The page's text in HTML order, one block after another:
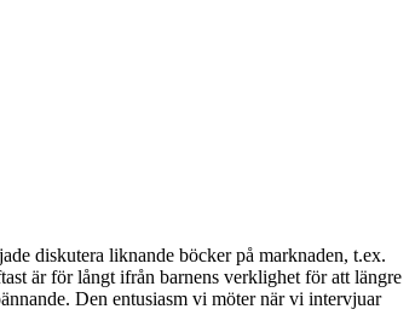
diskutera liknande böcker på marknaden, t.ex.
är för långt ifrån barnens verklighet för att längre
Den entusiasm vi möter när vi intervjuar